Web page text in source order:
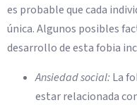
es probable que cada
única. Algunos posibles
desarrollo de esta fobia
Ansiedad social:La
estar relacionada